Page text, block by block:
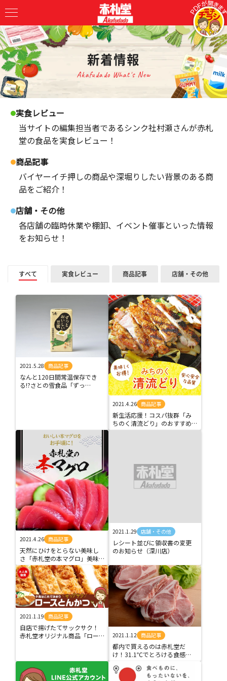
新着情報
Akafudado What's New
実食レビュー
当サイトの編集担当者であるシンク社村瀬さんが赤札
堂の食品を実食レビュー！
商品記事
バイヤーイチ押しの商品や深堀りしたい背景のある商
品をご紹介！
店舗・その他
各店舗の臨時休業や棚卸、イベント催事といった情報
をお知らせ！
すべて 実食レビュー 商品記事 店舗・その他
2021.5.28 商品記事
なんと120日間常温保存でき
る!?さとの雪食品「ずっ…
2021.4.26 商品記事
新生活応援！コスパ抜群「み
ちのく清流どり」のおすすめ…
2021.4.26 商品記事
天然にひけをとらない美味し
さ「赤札堂の本マグロ」美味…
2021.1.29 店舗・その他
レシート並びに領収書の変更
のお知らせ（深川店）
2021.1.19 商品記事
自店で揚げたてサックサク！
赤札堂オリジナル商品「ロー…
2021.1.12 商品記事
都内で買えるのは赤札堂だ
け！31.1℃でとろける食感…